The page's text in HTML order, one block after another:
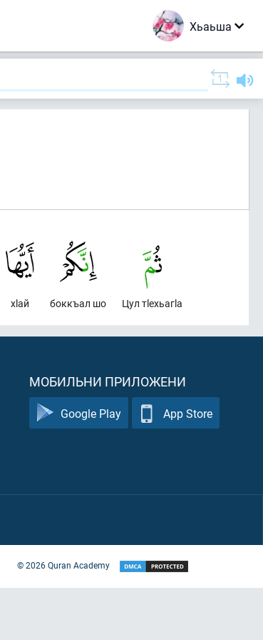
Хьаьша
Цул тlехьагlа
боккъал шо
хlай
МОБИЛЬНИ ПРИЛОЖЕНИ
Google Play App Store
©2026Quran Academy